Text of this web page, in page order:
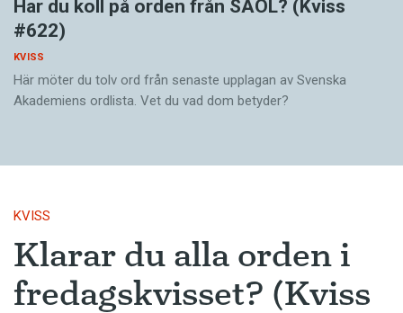
Har du koll på orden från SAOL? (Kviss
#622)
KVISS
Här möter du tolv ord från senaste upplagan av Svenska
Akademiens ordlista. Vet du vad dom betyder?
KVISS
Klarar du alla orden i
fredagskvisset? (Kviss